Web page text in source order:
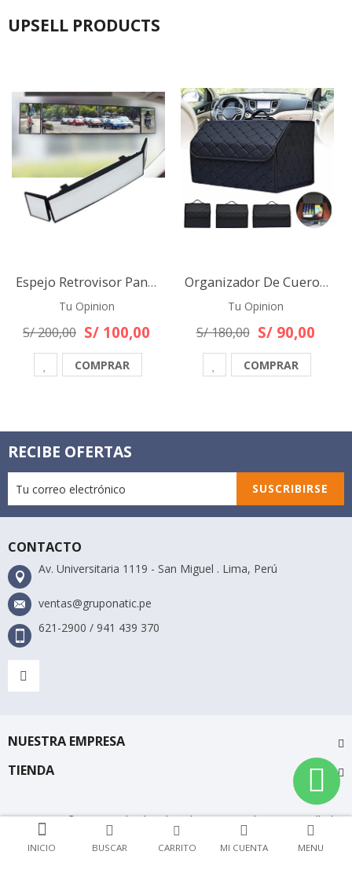
INICIO BUSCAR CARRITO MI CUENTA MENU
UPSELL PRODUCTS
Espejo Retrovisor Panorámico 3 Ángulos Para Autos Camionetas
Tu Opinion
S/ 100,00
S/ 200,00
COMPRAR
Organizador De Cuero Pu Para Maletera De Auto 55 X 30cm
Tu Opinion
S/ 90,00
S/ 180,00
COMPRAR
RECIBE OFERTAS
SUSCRIBIRSE
CONTACTO
Av. Universitaria 1119 - San Miguel . Lima, Perú
ventas@gruponatic.pe
621-2900 / 941 439 370
NUESTRA EMPRESA
TIENDA
Gruponatic © 2018 Todos los derechos reservados. Desarrollado
por PaginasWeb.pe